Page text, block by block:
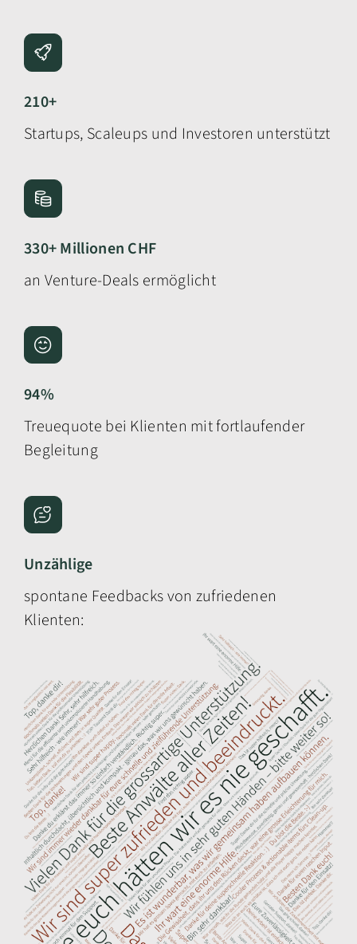
210+
Startups, Scaleups und Investoren unterstützt
330+ Millionen CHF
an Venture-Deals ermöglicht
94%
Treuequote bei Klienten mit fortlaufender
Begleitung
Unzählige
spontane Feedbacks von zufriedenen
Klienten: